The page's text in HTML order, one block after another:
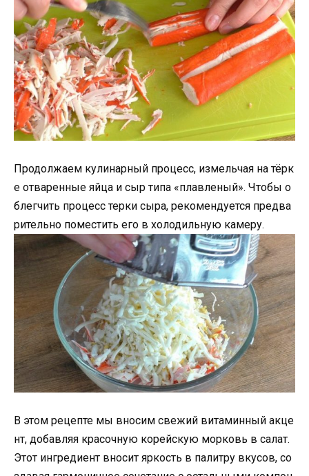
Продолжаем кулинарный процесс, измельчая на тёрк
е отваренные яйца и сыр типа «плавленый». Чтобы о
блегчить процесс терки сыра, рекомендуется предва
рительно поместить его в холодильную камеру.
В этом рецепте мы вносим свежий витаминный акце
нт, добавляя красочную корейскую морковь в салат.
Этот ингредиент вносит яркость в палитру вкусов, со